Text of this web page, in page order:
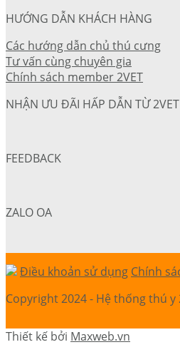
HƯỚNG DẪN KHÁCH HÀNG
Các hướng dẫn chủ thú cưng
Tư vấn cùng chuyên gia
Chính sách member 2VET
NHẬN ƯU ĐÃI HẤP DẪN TỪ 2VET
FEEDBACK
ZALO OA
Điều khoản sử dụng Chính
Copyright 2024 - Hệ thống thú y
Thiết kế bởi Maxweb.vn